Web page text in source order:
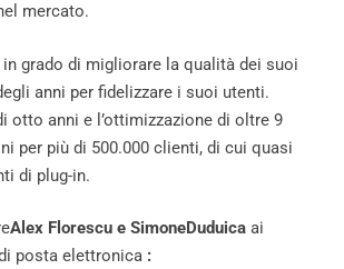
mercato.
grado di migliorare la qualità dei suoi
anni per fidelizzare i suoi utenti.
otto anni e l’ottimizzazione di oltre 9
per più di 500.000 clienti, di cui quasi
di plug-in.
Alex Florescu e SimoneDuduica ai
posta elettronica :